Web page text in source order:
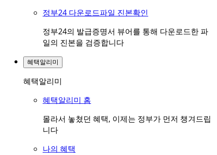
정부24 다운로드파일 진본확인
정부24의 발급증명서 뷰어를 통해 다운로드한 파
일의 진본을 검증합니다
혜택알리미
혜택알리미
혜택알리미 홈
몰라서 놓쳤던 혜택, 이제는 정부가 먼저 챙겨드립
니다
나의 혜택